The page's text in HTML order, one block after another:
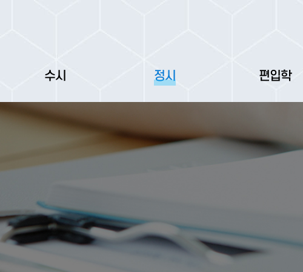
수시 정시 편입학